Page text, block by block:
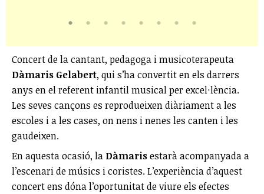
Concert de la cantant, pedagoga i musicoterapeuta
Dàmaris Gelabert, qui s’ha convertit en els darrers
anys en el referent infantil musical per excel·lència.
Les seves cançons es reprodueixen diàriament a les
escoles i a les cases, on nens i nenes les canten i les
gaudeixen.
En aquesta ocasió, la Dàmarisestarà acompanyada a
l’escenari de músics i coristes. L’experiència d’aquest
concert ens dóna l’oportunitat de viure els efectes